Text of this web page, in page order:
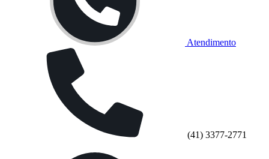
Atendimento
(41) 3377-2771